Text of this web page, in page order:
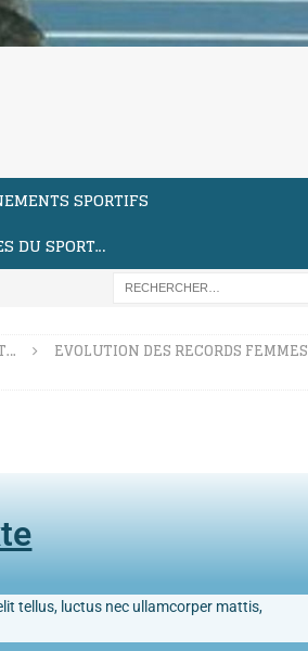
SPORTIFS
DU SPORT…
EVOLUTION DES RECORDS FEMMES
tellus, luctus nec ullamcorper mattis,